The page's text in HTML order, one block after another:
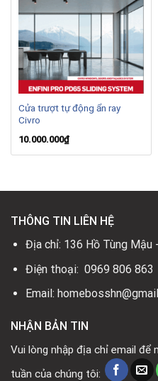
Cửa trượt tự động ẩn ray
Civro
10.000.000₫
THÔNG TIN LIÊN HỆ
Địa chỉ: 136 Hồ Tùng
Điện thoại: 0969 806 863
Email:
NHẬN BẢN TIN
Vui lòng nhập địa chỉ email để
tuần của chúng tôi: